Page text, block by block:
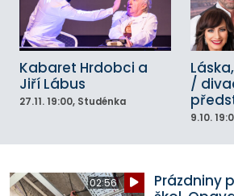
Kabaret Hrdobci a
Jiří Lábus
27.11. 19:00, Studénka
/
9.10.
02:56
Prázdniny